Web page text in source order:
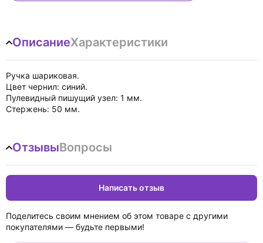
ОписаниеХарактеристики
Ручка шариковая.
Цвет чернил: синий.
Пулевидный пишущий узел: 1 мм.
Стержень: 50 мм.
ОтзывыВопросы
Написать отзыв
Поделитесь своим мнением об этом товаре с другими
покупателями — будьте первыми!